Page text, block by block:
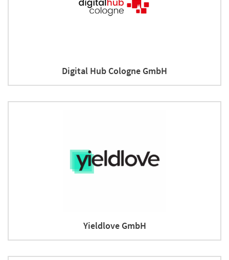
Digital Hub Cologne GmbH
Yieldlove GmbH